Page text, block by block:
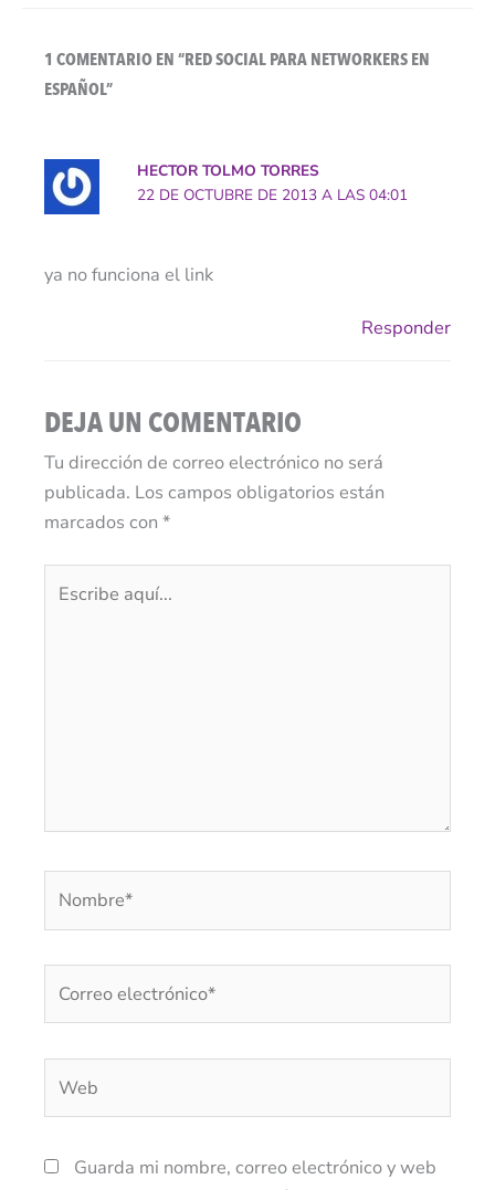
1 COMENTARIO EN “RED SOCIAL PARA NETWORKERS EN
ESPAÑOL”
HECTOR TOLMO TORRES
22 DE OCTUBRE DE 2013 A LAS 04:01
ya no funciona el link
Responder
DEJA UN COMENTARIO
Tu dirección de correo electrónico no será
publicada. Los campos obligatorios están
marcados con *
aquí...
electrónico*
Guarda mi nombre, correo electrónico y web